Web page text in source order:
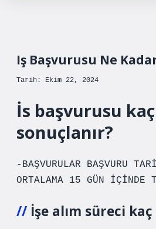
Iş Başvurusu Ne
Tarih: Ekim 22, 2024
İs başvurusu
sonuçlanır?
-BAŞVURULAR BAŞVURU
ORTALAMA 15 GÜN İÇİNDE
İşe alım süreci